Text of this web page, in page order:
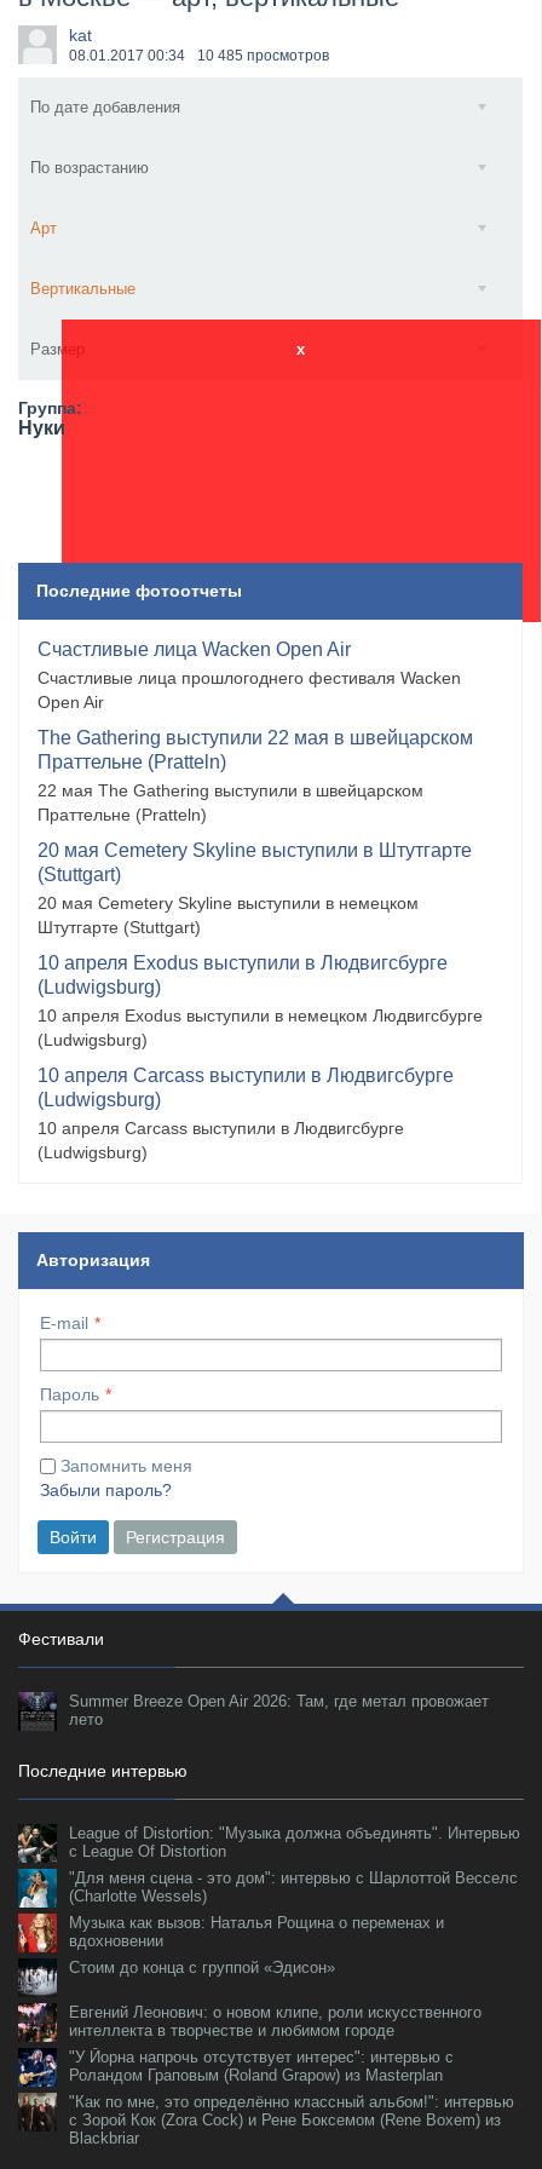
Wacken Open Air 2026 объявили последние одиннад...
kat
08.01.2017 00:34 10 485 просмотров
По дате добавления
По возрастанию
Арт
Вертикальные
Размер x
Группа:
Нуки
Последние фотоотчеты
Счастливые лица Wacken Open Air
Счастливые лица прошлогоднего фестиваля Wacken
Open Air
The Gathering выступили 22 мая в швейцарском
Праттельне (Pratteln)
22 мая The Gathering выступили в швейцарском
Праттельне (Pratteln)
20 мая Cemetery Skyline выступили в Штутгарте
(Stuttgart)
20 мая Cemetery Skyline выступили в немецком
Штутгарте (Stuttgart)
10 апреля Exodus выступили в Людвигсбурге
(Ludwigsburg)
10 апреля Exodus выступили в немецком Людвигсбурге
(Ludwigsburg)
10 апреля Carcass выступили в Людвигсбурге
(Ludwigsburg)
10 апреля Carcass выступили в Людвигсбурге
(Ludwigsburg)
Авторизация
E-mail
Пароль
Запомнить меня
Забыли пароль?
Войти Регистрация
Фестивали
Summer Breeze Open Air 2026: Там, где метал провожает
лето
Последние интервью
League of Distortion: "Музыка должна объединять". Интервью
с League Of Distortion
"Для меня сцена - это дом": интервью с Шарлоттой Весселс
(Charlotte Wessels)
Музыка как вызов: Наталья Рощина о переменах и
вдохновении
Стоим до конца с группой «Эдисон»
Евгений Леонович: о новом клипе, роли искусственного
интеллекта в творчестве и любимом городе
"У Йорна напрочь отсутствует интерес": интервью с
Роландом Граповым (Roland Grapow) из Masterplan
"Как по мне, это определённо классный альбом!": интервью
с Зорой Кок (Zora Cock) и Рене Боксемом (Rene Boxem) из
Blackbriar